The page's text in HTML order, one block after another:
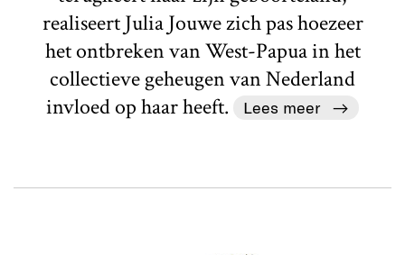
realiseert Julia Jouwe zich pas hoezeer
het ontbreken van West-Papua in het
collectieve geheugen van Nederland
invloed op haar heeft.
Lees meer